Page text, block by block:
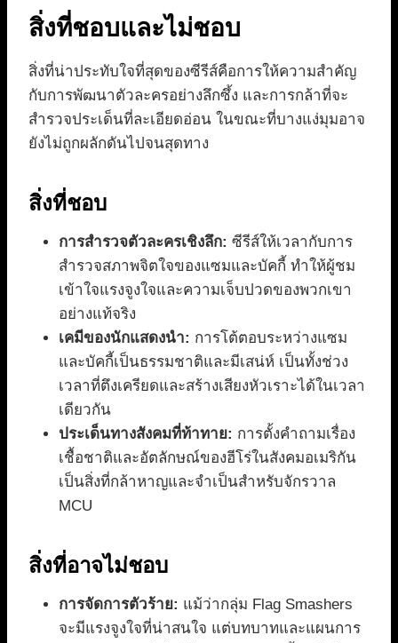
สิ่งที่ชอบและไม่ชอบ
สิ่งที่น่าประทับใจที่สุดของซีรีส์คือการให้ความสำคัญ
กับการพัฒนาตัวละครอย่างลึกซึ้ง และการกล้าที่จะ
สำรวจประเด็นที่ละเอียดอ่อน ในขณะที่บางแง่มุมอาจ
ยังไม่ถูกผลักดันไปจนสุดทาง
สิ่งที่ชอบ
การสำรวจตัวละครเชิงลึก: ซีรีส์ให้เวลากับการ
สำรวจสภาพจิตใจของแซมและบัคกี้ ทำให้ผู้ชม
เข้าใจแรงจูงใจและความเจ็บปวดของพวกเขา
อย่างแท้จริง
เคมีของนักแสดงนำ: การโต้ตอบระหว่างแซม
และบัคกี้เป็นธรรมชาติและมีเสน่ห์ เป็นทั้งช่วง
เวลาที่ตึงเครียดและสร้างเสียงหัวเราะได้ในเวลา
เดียวกัน
ประเด็นทางสังคมที่ท้าทาย: การตั้งคำถามเรื่อง
เชื้อชาติและอัตลักษณ์ของฮีโร่ในสังคมอเมริกัน
เป็นสิ่งที่กล้าหาญและจำเป็นสำหรับจักรวาล
MCU
สิ่งที่อาจไม่ชอบ
การจัดการตัวร้าย: แม้ว่ากลุ่ม Flag Smashers
จะมีแรงจูงใจที่น่าสนใจ แต่บทบาทและแผนการ